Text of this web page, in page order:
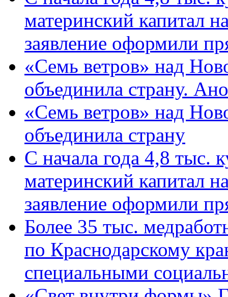
материнский капитал
заявление оформили
«Семь ветров» над
объединила страну.
«Семь ветров» над
объединила страну
С начала года 4,8 тыс.
материнский капитал
заявление оформили
Более 35 тыс.
по Краснодарскому
специальными